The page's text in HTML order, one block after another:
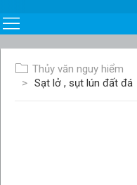
Thủy văn nguy hiểm
Sạt lở , sụt lún đất đá